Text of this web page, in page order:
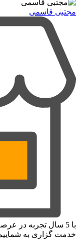
مجتبی قاسمی
با 5 سال تجربه در
خدمت گزاری به